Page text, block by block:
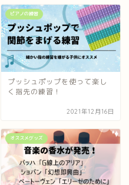
ピアノの練習
プッシュポップを使って楽し
く指先の練習！
2021年12月16日
オススメグッズ